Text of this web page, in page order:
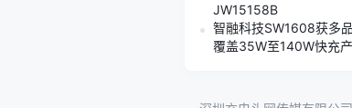
JW15158B
智融科技SW1608获多品
覆盖35W至140W快充